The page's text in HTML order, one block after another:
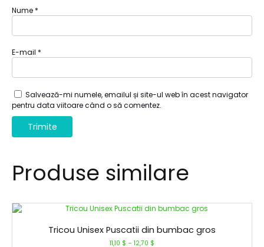
Nume *
E-mail *
Salvează-mi numele, emailul și site-ul web în acest navigator
pentru data viitoare când o să comentez.
Produse similare
Tricou Unisex Puscatii din bumbac gros
11,10 $ – 12,70 $